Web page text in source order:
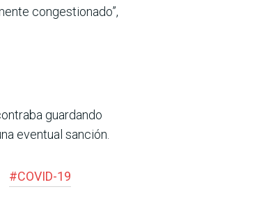
congestionado”,
guardando
eventual sanción.
#COVID-19